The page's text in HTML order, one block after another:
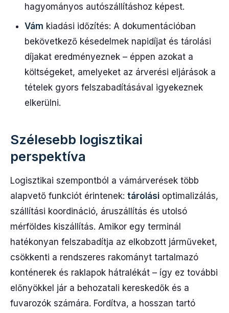
hagyományos autószállításhoz képest.
Vám kiadási időzítés: A dokumentációban
bekövetkező késedelmek napidíjat és tárolási
díjakat eredményeznek – éppen azokat a
költségeket, amelyeket az árverési eljárások a
tételek gyors felszabadításával igyekeznek
elkerülni.
Szélesebb logisztikai
perspektíva
Logisztikai szempontból a vámárverések több
alapvető funkciót érintenek: tárolási optimalizálás,
szállítási koordináció, áruszállítás és utolsó
mérföldes kiszállítás. Amikor egy terminál
hatékonyan felszabadítja az elkobzott járműveket,
csökkenti a rendszeres rakományt tartalmazó
konténerek és raklapok hátralékát – így ez további
előnyökkel jár a behozatali kereskedők és a
fuvarozók számára. Fordítva, a hosszan tartó